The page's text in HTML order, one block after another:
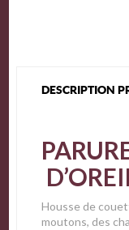
DESCRIPTION
Housse de
moutons, des